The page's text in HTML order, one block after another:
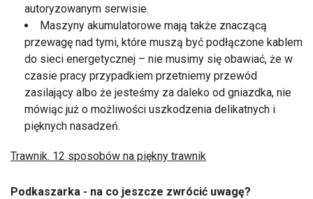
autoryzowanym serwisie.
Maszyny akumulatorowe mają także znaczącą
przewagę nad tymi, które muszą być podłączone kablem
do sieci energetycznej – nie musimy się obawiać, że w
czasie pracy przypadkiem przetniemy przewód
zasilający albo że jesteśmy za daleko od gniazdka, nie
mówiąc już o możliwości uszkodzenia delikatnych i
pięknych nasadzeń.
Trawnik. 12 sposobów na piękny trawnik
Podkaszarka - na co jeszcze zwrócić uwagę?